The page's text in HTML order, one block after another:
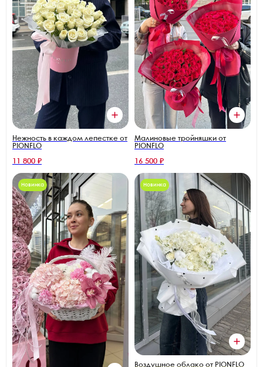
Нежность в каждом лепестке от
PIONFLO
11 800 ₽
Малиновые тройняшки от
PIONFLO
16 500 ₽
Новинка Новинка
Воздушное облако от PIONFLO